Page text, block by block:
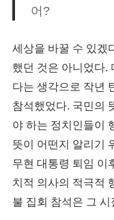
어?
세상을 바꿀 수 있겠
했던 것은 아니었다.
다는 생각으로 작년
참석했었다. 국민의
야 하는 정치인들이
뜻이 어떤지 알리기
무현 대통령 퇴임 이
치적 의사의 적극적
불 집회 참석은 그